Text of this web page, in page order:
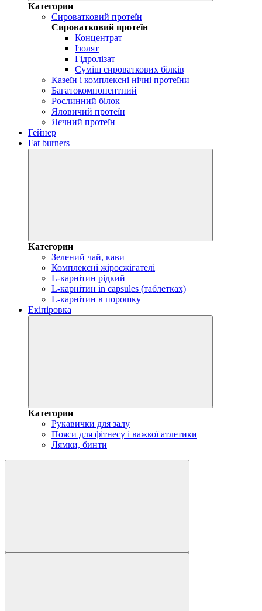
Категории
Сироватковий протеїн
Сироватковий протеїн
Концентрат
Ізолят
Гідролізат
Суміш сироваткових білків
Казеїн і комплексні нічні протеїни
Багатокомпонентний
Рослинний білок
Яловичий протеїн
Яєчний протеїн
Гейнер
Fat burners
Категории
Зелений чай, кави
Комплексні жіросжігателі
L-карнітин рідкий
L-карнітин in capsules (таблетках)
L-карнітин в порошку
Екіпіровка
Категории
Рукавички для залу
Пояси для фітнесу і важкої атлетики
Лямки, бинти